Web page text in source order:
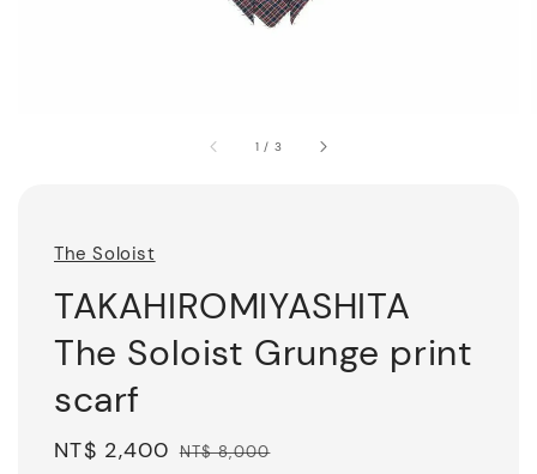
1 / 3
The Soloist
TAKAHIROMIYASHITA
The Soloist Grunge print
scarf
Sale
NT$ 2,400 Regular
NT$ 8,000